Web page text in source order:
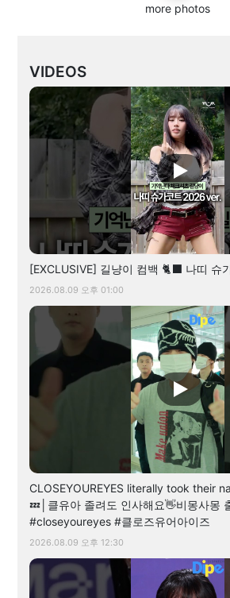
more photos
VIDEOS
[EXCLUSIVE] 길냥이 컴백 🐈‍⬛ 나띠 슈
2026.08.09 오후 01:00
CLOSEYOUREYES literally took their
💤│클유아 졸려도 인사해요👋비몽사몽
#closeyoureyes #클로즈유어아이즈
2026.08.09 오후 12:30